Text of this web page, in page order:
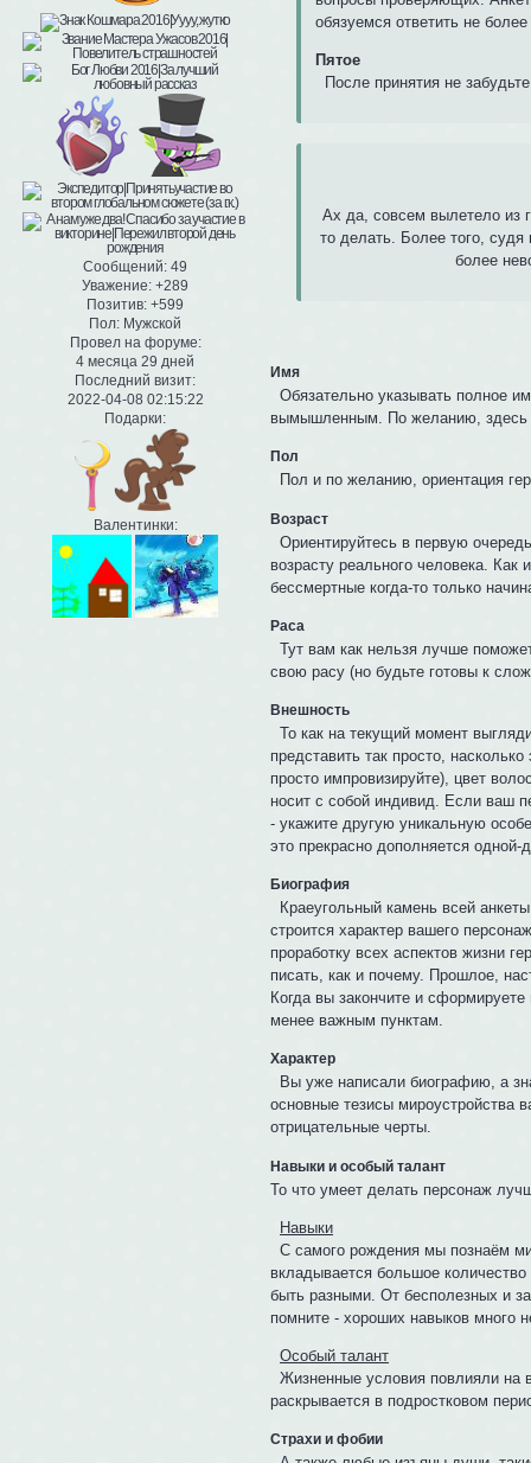
Сообщений: 49
Уважение: +289
Позитив: +599
Пол: Мужской
Провел на форуме:
4 месяца 29 дней
Последний визит:
2022-04-08 02:15:22
Подарки:
Валентинки:
обязуемся ответить не
Пятое
После принятия не
Ах да, совсем вылетело из
то делать. Более того, судя
более
Имя
Обязательно указывать полное
вымышленным. По желанию, здесь
Пол
Пол и по желанию, ориентация
Возраст
Ориентируйтесь в первую
возрасту реального человека.
бессмертные когда-то только
Раса
Тут вам как нельзя лучше
свою расу (но будьте готовы к
Внешность
То как на текущий момент
представить так просто,
просто импровизируйте), цвет
носит с собой индивид. Если ваш
- укажите другую уникальную
это прекрасно дополняется одной-
Биография
Краеугольный камень всей
строится характер вашего
проработку всех аспектов жизни
писать, как и почему. Прошлое,
Когда вы закончите и
менее важным пунктам.
Характер
Вы уже написали биографию, а
основные тезисы мироустройства
отрицательные черты.
Навыки и особый талант
То что умеет делать персонаж
Навыки
С самого рождения мы познаём
вкладывается большое
быть разными. От бесполезных и
помните - хороших навыков много
Особый талант
Жизненные условия повлияли на
раскрывается в подростковом
Страхи и фобии